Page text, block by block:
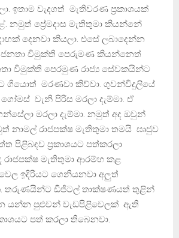
ඉතාම වැදගත් මැතිවරණ ප්‍රකාශයක්
නමුත් ප්‍රේමදාස මැතිතුමා කියන්නේ
දෙනවා කියලා. එසේ ලබාදෙන්න
විමුක්ති පෙරුමණ කියන්නෙත්
විමුක්ති පෙරමුණ රාජ්‍ය සේවකයින්ට
ගියොත් මරණවා කිව්වා. ගුවන්විදුලියේ
වැනි පිරිස මරලා දැම්මා. ඒ
මරලා දැම්මා. නමුත් අද ඔවුන්
නාමල් රාජපක්ෂ මැතිතුමා තමයි ඝෘජුව
පිළිබඳව ප්‍රකාශයට පත්කරලා
මැතිතුමා ආරම්භ කළ
ඉදිරියට ගෙනියනවා අලුත්
තරුණයින්ට ඩිජිටල් තාක්ෂණයත් තුළින්
යන්න පුළුවන් වැඩපිළිවෙලක් ඇති
පත් කරලා තිබෙනවා.